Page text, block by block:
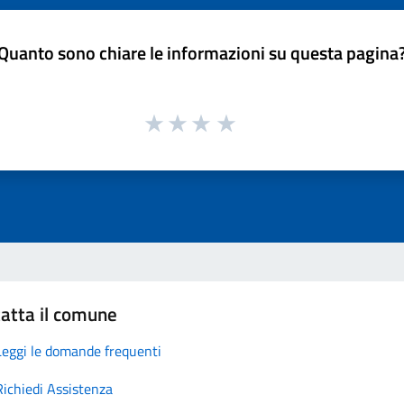
sono chiare le informazioni su questa
il comune
le domande frequenti
Assistenza